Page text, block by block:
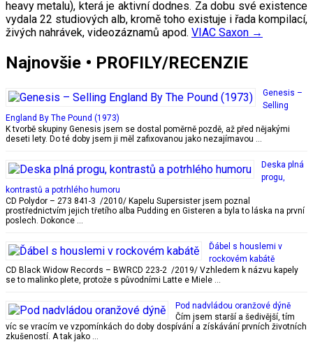
heavy metalu), která je aktivní dodnes. Za dobu své existence
vydala 22 studiových alb, kromě toho existuje i řada kompilací,
živých nahrávek, videozáznamů apod. VIAC Saxon →
Najnovšie • PROFILY/RECENZIE
Genesis –
Selling
England By The Pound (1973)
K tvorbě skupiny Genesis jsem se dostal poměrně pozdě, až před nějakými
deseti lety. Do té doby jsem ji měl zafixovanou jako nezajímavou …
Deska plná
progu,
kontrastů a potrhlého humoru
CD Polydor – 273 841-3 /2010/ Kapelu Supersister jsem poznal
prostřednictvím jejich třetího alba Pudding en Gisteren a byla to láska na první
poslech. Dokonce …
Ďábel s houslemi v
rockovém kabátě
CD Black Widow Records – BWRCD 223-2 /2019/ Vzhledem k názvu kapely
se to malinko plete, protože s původními Latte e Miele …
Pod nadvládou oranžové dýně
Čím jsem starší a šedivější, tím
víc se vracím ve vzpomínkách do doby dospívání a získávání prvních životních
zkušeností. A tak jako …